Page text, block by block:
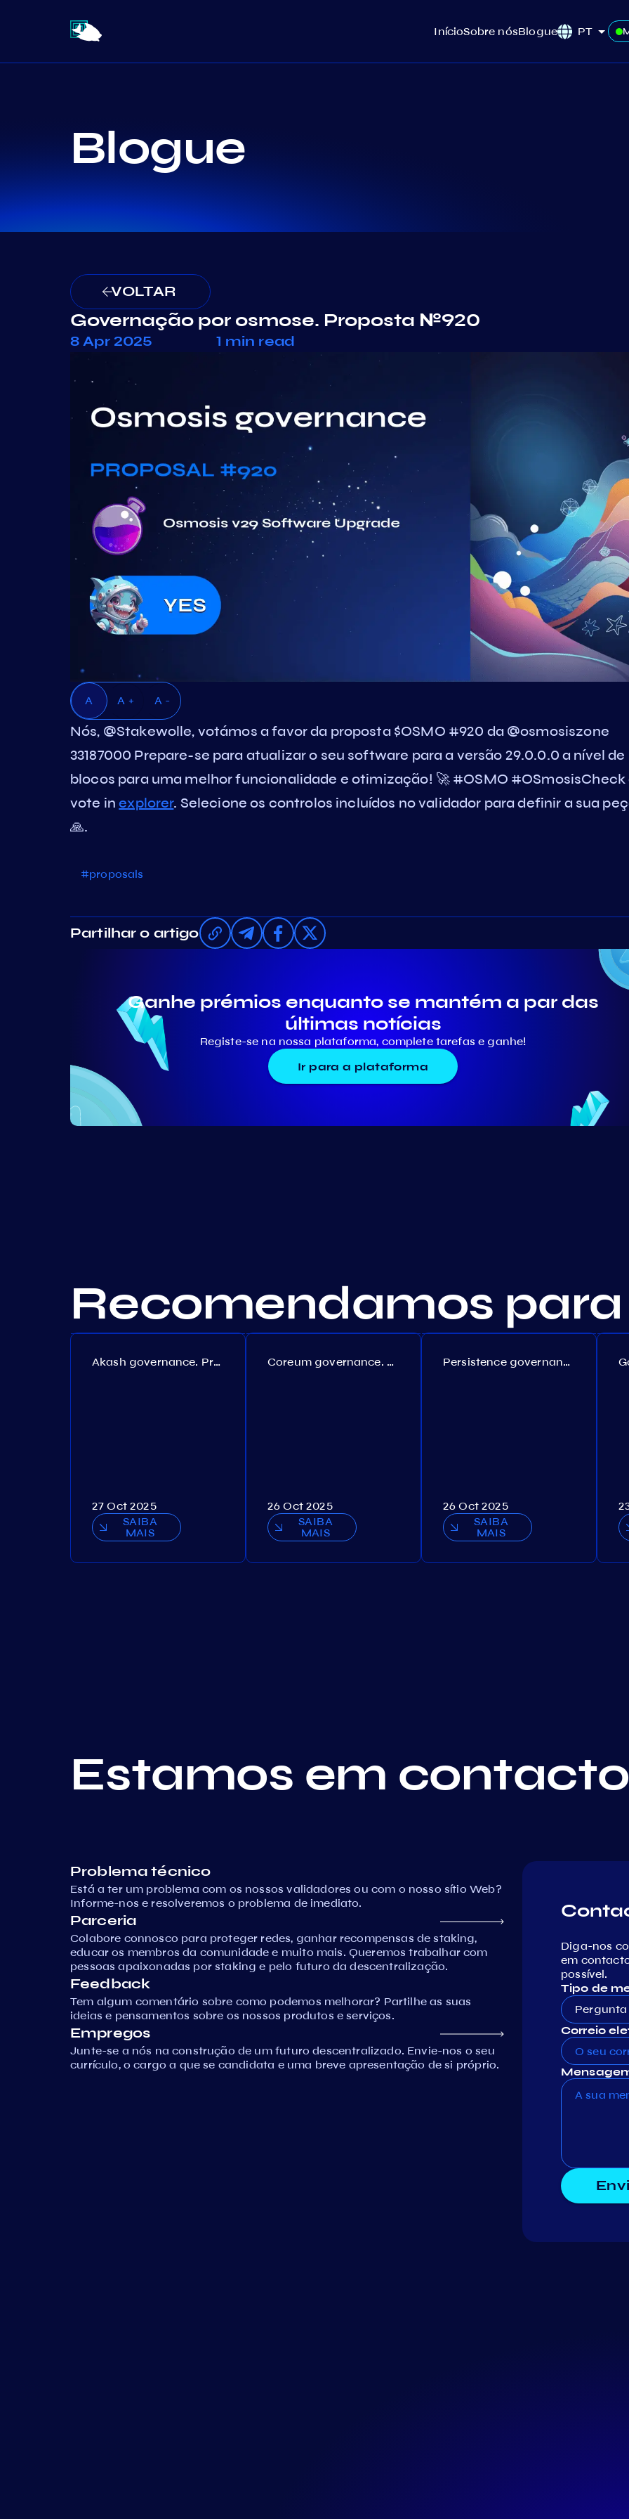
InícioSobre nósBlogue PT
Blogue
VOLTAR
Governação por osmose. Proposta №920
8 Apr 2025 1 min read
A A + A -
Nós, @Stakewolle, votámos a favor da proposta $OSMO #920 da @osmosiszone
33187000 Prepare-se para atualizar o seu software para a versão 29.0.0.0 a nível de
blocos para uma melhor funcionalidade e otimização! 🚀 #OSMO #OSmosisCheck
vote inexplorer. Selecione os controlos incluídos no validador para definir a sua
🙏.
#proposals
Partilhar o artigo
Ganhe prémios enquanto se mantém a par das
últimas notícias
Registe-se na nossa plataforma, complete tarefas e ganhe!
Ir para a plataforma
Recomendamos para
Akash governance. Proposal №308
27 Oct 2025
SAIBA
MAIS
Coreum governance. Proposal №22
26 Oct 2025
SAIBA
MAIS
Persistence governance. Proposal №150
26 Oct 2025
SAIBA
MAIS
Estamos em contacto
Problema técnico
Está a ter um problema com os nossos validadores ou com o nosso sítio Web?
Informe-nos e resolveremos o problema de imediato.
Parceria
Colabore connosco para proteger redes, ganhar recompensas de staking,
educar os membros da comunidade e muito mais. Queremos trabalhar com
pessoas apaixonadas por staking e pelo futuro da descentralização.
Feedback
Tem algum comentário sobre como podemos melhorar? Partilhe as suas
ideias e pensamentos sobre os nossos produtos e serviços.
Empregos
Junte-se a nós na construção de um futuro descentralizado. Envie-nos o seu
currículo, o cargo a que se candidata e uma breve apresentação de si próprio.
Diga-nos
em
possível.
Tipo de
Correio